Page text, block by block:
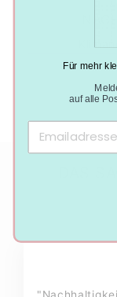
DAS
Für mehr
auf alle